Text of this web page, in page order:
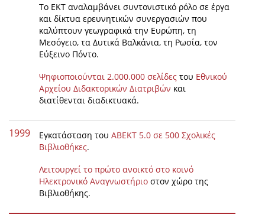
Το ΕΚΤ αναλαμβάνει συντονιστικό ρόλο σε έργα
και δίκτυα ερευνητικών συνεργασιών που
καλύπτουν γεωγραφικά την Ευρώπη, τη
Μεσόγειο, τα Δυτικά Βαλκάνια, τη Ρωσία, τον
Εύξεινο Πόντο.
Ψηφιοποιούνται 2.000.000 σελίδες του Εθνικού
Αρχείου Διδακτορικών Διατριβών και
διατίθενται διαδικτυακά.
1999 Εγκατάσταση του ΑΒΕΚΤ 5.0 σε 500 Σχολικές
Βιβλιοθήκες.
Λειτουργεί το πρώτο ανοικτό στο κοινό
Ηλεκτρονικό Αναγνωστήριο στον χώρο της
Βιβλιοθήκης.